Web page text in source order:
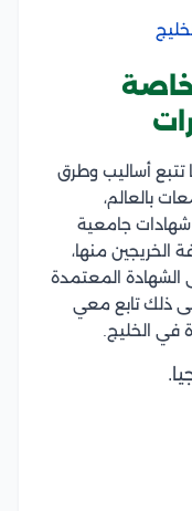
تتبع أساليب وطرق
بالعالم،
شهادات جامعية
الخريجين منها،
المعتمدة
على ذلك تابع معي
في الخليج.